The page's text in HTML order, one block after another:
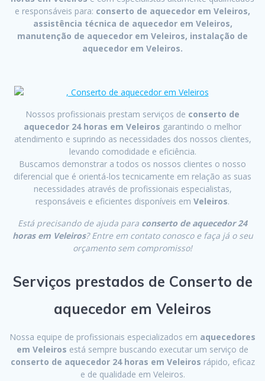
e responsáveis para: conserto de aquecedor em Veleiros,
assistência técnica de aquecedor em Veleiros,
manutenção de aquecedor em Veleiros, instalação de
aquecedor em Veleiros.
Nossos profissionais prestam serviços de conserto de
aquecedor 24 horas em Veleiros garantindo o melhor
atendimento e suprindo as necessidades dos nossos clientes,
levando comodidade e eficiência.
Buscamos demonstrar a todos os nossos clientes o nosso
diferencial que é orientá-los tecnicamente em relação as suas
necessidades através de profissionais especialistas,
responsáveis e eficientes disponíveis em Veleiros.
Está precisando de ajuda para conserto de aquecedor 24
horas em Veleiros? Entre em contato conosco e faça já o seu
orçamento sem compromisso!
Serviços prestados de Conserto de
aquecedor em Veleiros
Nossa equipe de profissionais especializados em aquecedores
em Veleiros está sempre buscando executar um serviço de
conserto de aquecedor 24 horas em Veleiros rápido, eficaz
e de qualidade em Veleiros.